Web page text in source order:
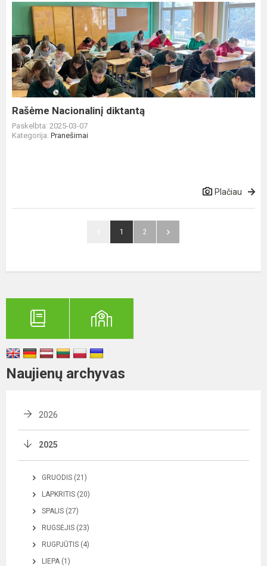
Rašėme
Nacionalinį
diktantą
Rašėme Nacionalinį diktantą
Paskelbta: 2025-03-07
Kategorija: Pranešimai
Plačiau
1 2
Naujienų archyvas
2026
2025
GRUODIS (21)
LAPKRITIS (20)
SPALIS (27)
RUGSĖJIS (23)
RUGPJŪTIS (4)
LIEPA (1)